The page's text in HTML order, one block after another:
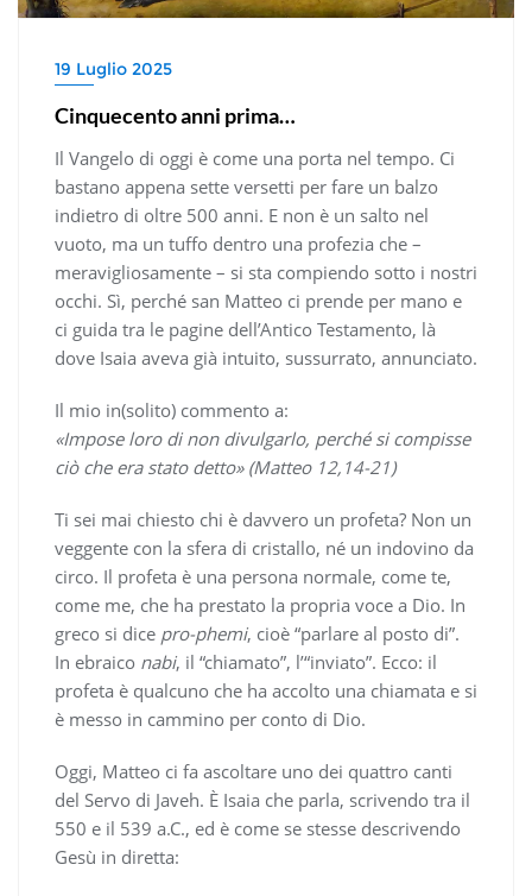
19 Luglio 2025
Cinquecento anni prima…
Il Vangelo di oggi è come una porta nel tempo. Ci
bastano appena sette versetti per fare un balzo
indietro di oltre 500 anni. E non è un salto nel
vuoto, ma un tuffo dentro una profezia che –
meravigliosamente – si sta compiendo sotto i nostri
occhi. Sì, perché san Matteo ci prende per mano e
ci guida tra le pagine dell’Antico Testamento, là
dove Isaia aveva già intuito, sussurrato, annunciato.
Il mio in(solito) commento a:
«Impose loro di non divulgarlo, perché si compisse
ciò che era stato detto» (Matteo 12,14-21)
Ti sei mai chiesto chi è davvero un profeta? Non un
veggente con la sfera di cristallo, né un indovino da
circo. Il profeta è una persona normale, come te,
come me, che ha prestato la propria voce a Dio. In
greco si dice pro-phemi, cioè “parlare al posto di”.
In ebraico nabi, il “chiamato”, l’“inviato”. Ecco: il
profeta è qualcuno che ha accolto una chiamata e si
è messo in cammino per conto di Dio.
Oggi, Matteo ci fa ascoltare uno dei quattro canti
del Servo di Javeh. È Isaia che parla, scrivendo tra il
550 e il 539 a.C., ed è come se stesse descrivendo
Gesù in diretta: